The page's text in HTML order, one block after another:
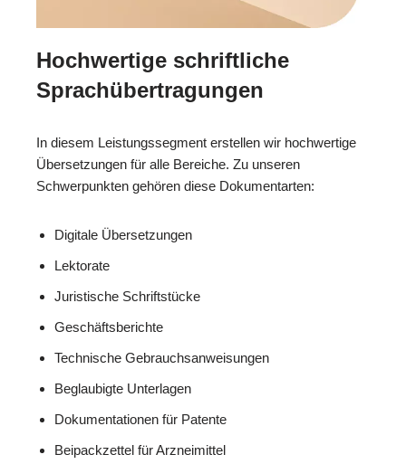
Hochwertige schriftliche
Sprachübertragungen
In diesem Leistungssegment erstellen wir hochwertige
Übersetzungen für alle Bereiche. Zu unseren
Schwerpunkten gehören diese Dokumentarten:
Digitale Übersetzungen
Lektorate
Juristische Schriftstücke
Geschäftsberichte
Technische Gebrauchsanweisungen
Beglaubigte Unterlagen
Dokumentationen für Patente
Beipackzettel für Arzneimittel